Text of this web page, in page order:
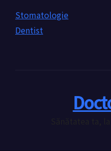
Stomatologie
Dentist